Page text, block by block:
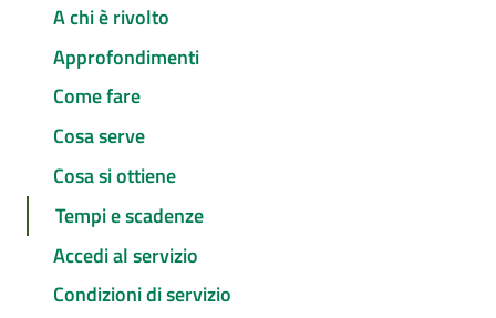
A chi è rivolto
Approfondimenti
Come fare
Cosa serve
Cosa si ottiene
Tempi e scadenze
Accedi al servizio
Condizioni di servizio